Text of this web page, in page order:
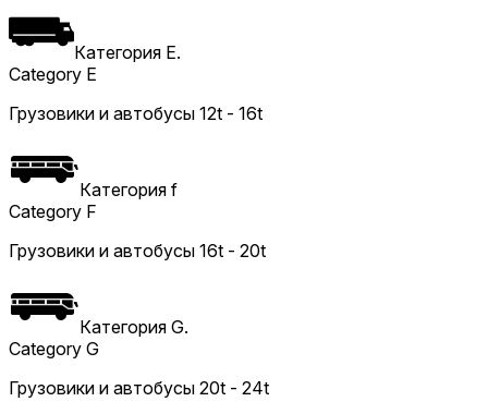
Категория E.
Category E
Грузовики и автобусы 12t - 16t
Категория f
Category F
Грузовики и автобусы 16t - 20t
Категория G.
Category G
Грузовики и автобусы 20t - 24t